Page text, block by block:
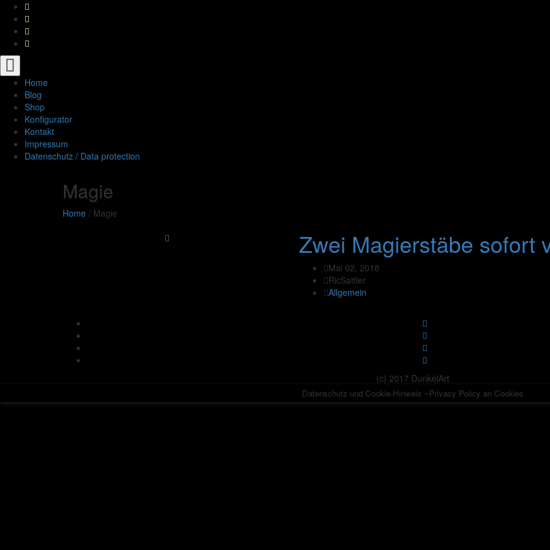
Toggle
navigation
Home
Blog
Shop
Konfigurator
Kontakt
Impressum
Datenschutz / Data protection
Magie
Home / Magie
Zwei Magierstäbe sofort
Mai 02, 2018
RicSattler
Allgemein
(c) 2017 DunkelArt
Datenschutz und Cookie-Hinweis ~Privacy Policy an Cookies